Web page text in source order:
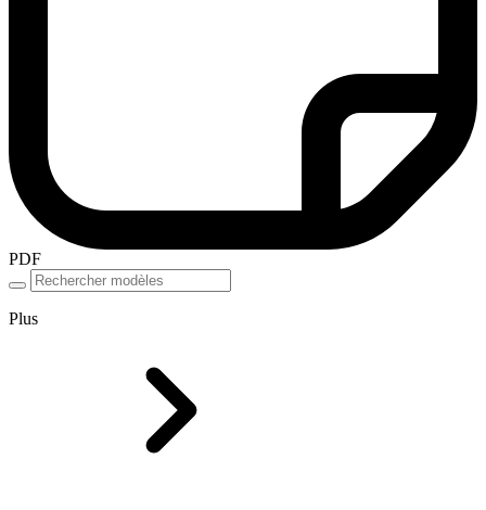
PDF
Plus